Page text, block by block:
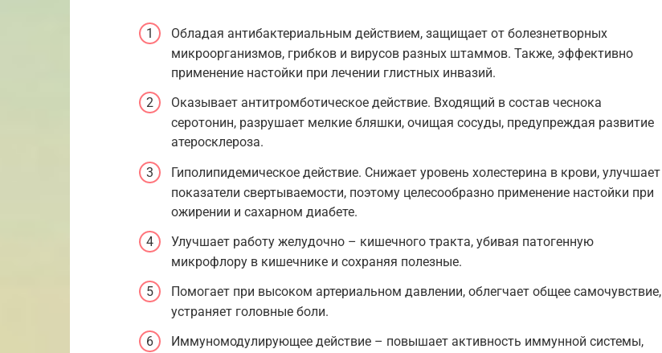
Обладая антибактериальным действием, защищает от болезнетворных
микроорганизмов, грибков и вирусов разных штаммов. Также, эффективно
применение настойки при лечении глистных инвазий.
Оказывает антитромботическое действие. Входящий в состав чеснока
серотонин, разрушает мелкие бляшки, очищая сосуды, предупреждая развитие
атеросклероза.
Гиполипидемическое действие. Снижает уровень холестерина в крови, улучшает
показатели свертываемости, поэтому целесообразно применение настойки при
ожирении и сахарном диабете.
Улучшает работу желудочно – кишечного тракта, убивая патогенную
микрофлору в кишечнике и сохраняя полезные.
Помогает при высоком артериальном давлении, облегчает общее самочувствие,
устраняет головные боли.
Иммуномодулирующее действие – повышает активность иммунной системы,